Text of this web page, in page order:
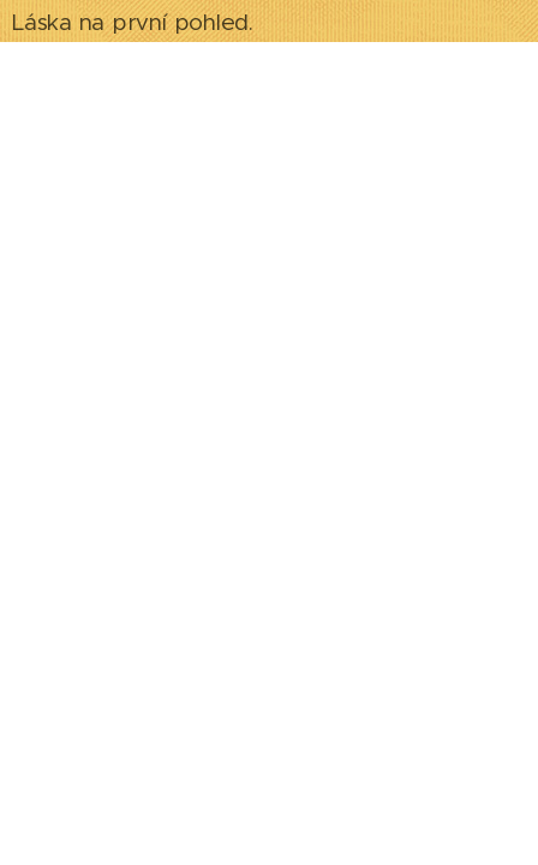
Láska na první pohled.